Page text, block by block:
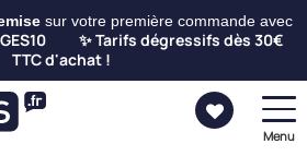
sur votre première commande avec
✨ Tarifs dégressifs dès 30€
TTC d'achat !
Menu